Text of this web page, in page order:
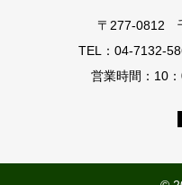
〒277-0812
TEL：04-7132-
営業時間：10